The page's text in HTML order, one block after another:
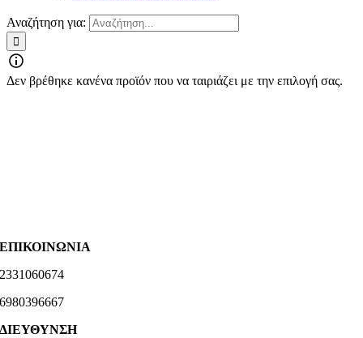
Αναζήτηση για:
Δεν βρέθηκε κανένα προϊόν που να ταιριάζει με την επιλογή σας.
ΕΠΙΚΟΙΝΩΝΙΑ
2331060674
6980396667
ΔΙΕΥΘΥΝΣΗ